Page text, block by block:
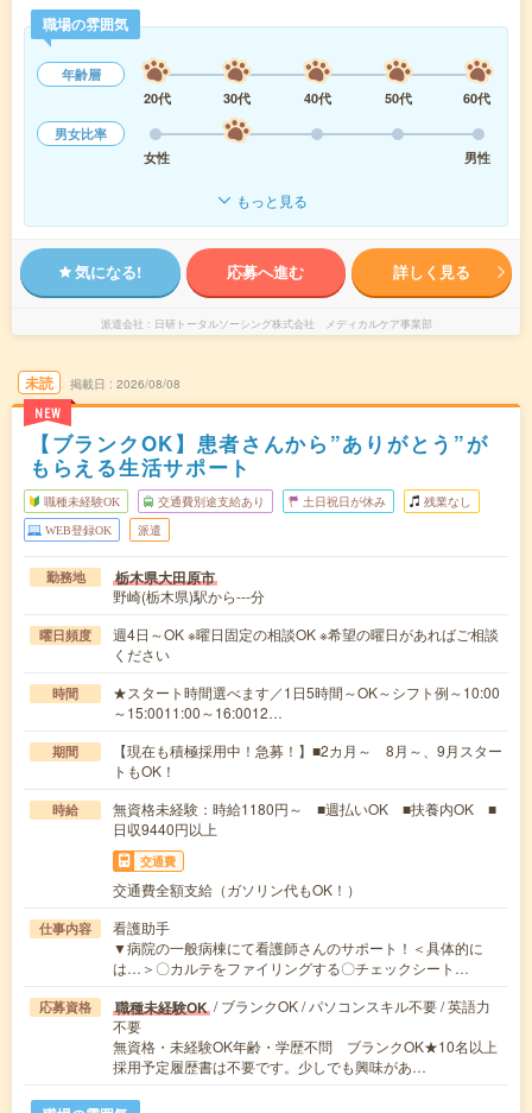
職場の雰囲気
年齢層
20代
30代 40代 50代
60代
男女比率
女性
男性
もっと見る
気になる! 応募へ進む 詳しく見る
派遣会社 日研トータルソーシング株式会社 メディカルケア事業部
未読
NEW
掲載日 2026/08/08
【ブランクOK】患者さんから”ありがとう”が
もらえる生活サポート
職種未経験OK 交通費別途支給あり 土日祝日が休み 残業なし
WEB登録OK 派遣
勤務地 栃木県大田原市
野崎(栃木県)駅から---分
曜日頻度
週4日～OK ※曜日固定の相談OK ※希望の曜日があればご相談
ください
時間
★スタート時間選べます／1日5時間～OK～シフト例～10:00
～15:0011:00～16:0012…
期間
【現在も積極採用中！急募！】■2カ月～ 8月～、9月スター
トもOK！
時給
無資格未経験：時給1180円～ ■週払いOK ■扶養内OK ■
日収9440円以上
交通費
交通費全額支給（ガソリン代もOK！）
仕事内容
看護助手
▼病院の一般病棟にて看護師さんのサポート！＜具体的に
は…＞〇カルテをファイリングする〇チェックシート…
応募資格 職種未経験OK / ブランクOK / パソコンスキル不要 / 英語力
不要
無資格・未経験OK年齢・学歴不問 ブランクOK★10名以上
採用予定履歴書は不要です。少しでも興味があ…